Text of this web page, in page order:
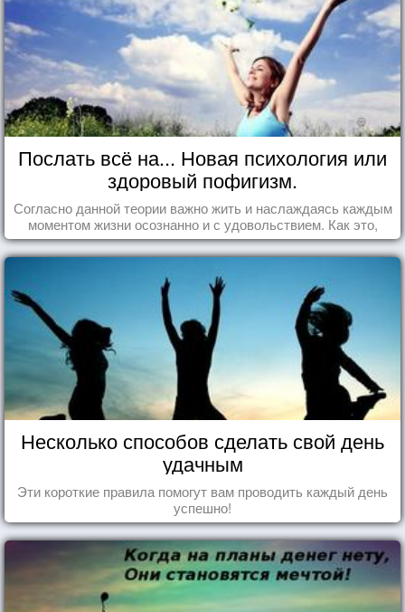
Послать всё на... Новая психология или
здоровый пофигизм.
Согласно данной теории важно жить и наслаждаясь каждым
моментом жизни осознанно и с удовольствием. Как это,
попробуем разобраться на реальных примерах.
Несколько способов сделать свой день
удачным
Эти короткие правила помогут вам проводить каждый день
успешно!